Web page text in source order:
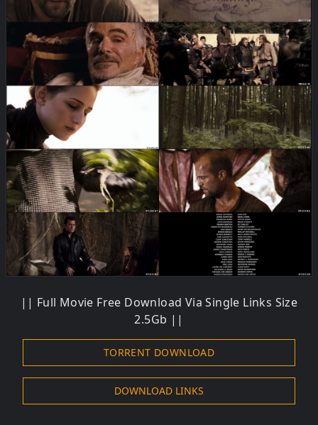
|| Full Movie Free Download Via Single Links Size
2.5Gb ||
TORRENT DOWNLOAD
DOWNLOAD LINKS